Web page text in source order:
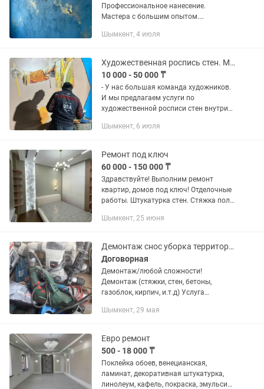
Профессиональное нанесение.
Мастера с большим опытом.
отделке стен и потолков: -венецианская
Шымкент, 4 июля
Художественная роспись стен. Мурал. Художник. Оформление стен школ.
10 000 - 50 000 ₸
- У нас большая команда художников.
И мы предлагаем услуги по
художественной росписи стен внутри
офисов, стен школ и детских садов и в
Шымкент, 6 июля
Ремонт под ключ
60 000 - 150 000 ₸
Здравствуйте! Выполним ремонт
квартир, домов под ключ! Отделочные
работы. Штукатурка стен. Стяжка пола,
гипсокартона. Ламинат Паркет
Шымкент, 25 июня
Демонтаж снос уборка территории ломаем Разрушение ! Грузчики и разнорабочие
Договорная
Демонтаж/любой сложности!
Демонтаж (стяжки, стен, бетоны,
газоблок, кирпич, и.т.д) Услуга
территории Снос (домов, зданий,
вывоз...
Шымкент, 29 мая
Евро ремонт
500 - 18 000 ₸
Поклейка обоев, венецианская,
ламинат, декоративная штукатурка,
линолеум, кафель, покраска, эмульсия